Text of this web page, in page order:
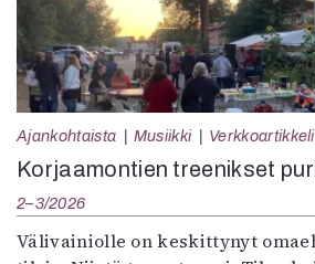
Ajankohtaista Musiikki Verkkoartikkeli
Korjaamontien treenikset
2–3/2026
Välivainiolle on keskittynyt